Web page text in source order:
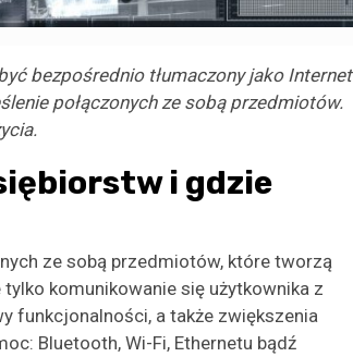
bezpośrednio tłumaczony jako Internet
połączonych ze sobą przedmiotów.
i gdzie
ze sobą przedmiotów, które tworzą
komunikowanie się użytkownika z
funkcjonalności, a także zwiększenia
Bluetooth, Wi-Fi, Ethernetu bądź